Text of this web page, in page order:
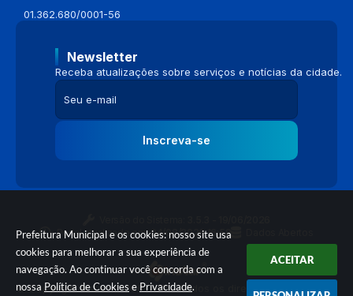
Prefeitura Municipal e os cookies: nosso site usa
cookies para melhorar a sua experiência de
navegação. Ao continuar você concorda com a
nossa Política de Cookies e Privacidade.
ACEITAR
01.362.680/0001-56
Newsletter
Receba atualizações sobre serviços e notícias da cidade.
Inscreva-se
Portal atualizado em:04/08/2026 16:58
© Copyright Instar - 2006-2026. Todos os direitos reservados -